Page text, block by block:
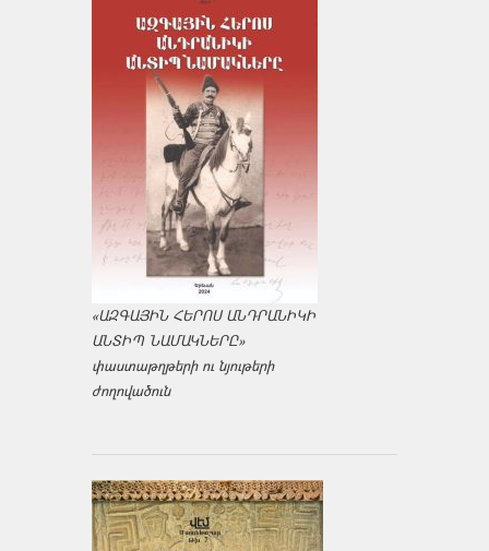
«ԱԶԳԱՅԻՆ ՀԵՐՈՍ ԱՆԴՐԱՆԻԿԻ
ԱՆՏԻՊ ՆԱՄԱԿՆԵՐԸ»
փաստաթղթերի ու նյութերի
ժողովածուն